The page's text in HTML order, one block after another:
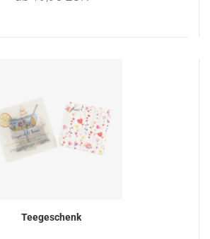
Teegeschenk